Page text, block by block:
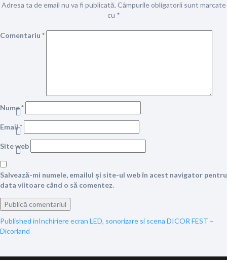
Adresa ta de email nu va fi publicată. Câmpurile obligatorii sunt marcate
cu *
Comentariu *
Nume*
Email*
Site web
Salvează-mi numele, emailul și site-ul web în acest navigator pentru
data viitoare când o să comentez.
Navigare
Published inInchiriere ecran LED, sonorizare si scena DICOR FEST –
Dicorland